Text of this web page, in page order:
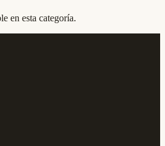
en esta categoría.